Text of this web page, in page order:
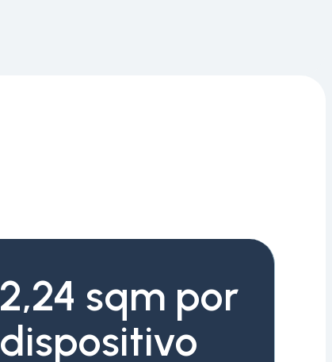
2,24 sqm por
dispositivo